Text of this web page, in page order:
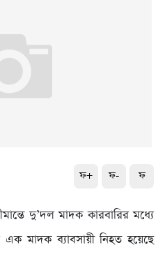
ফ+ ফ- ফ
দু’দল মাদক কারবারির মধ্যে
মাদক ব্যাবসায়ী নিহত হয়েছে